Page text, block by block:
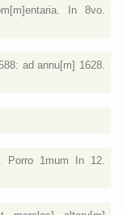
In 8vo.
ad annu[m] 1628.
Porro 1mum In 12.